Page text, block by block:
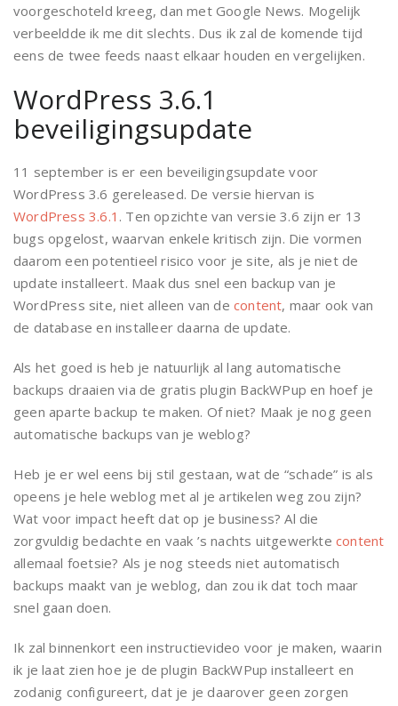
voorgeschoteld kreeg, dan met Google News. Mogelijk
verbeeldde ik me dit slechts. Dus ik zal de komende tijd
eens de twee feeds naast elkaar houden en vergelijken.
WordPress 3.6.1
beveiligingsupdate
11 september is er een beveiligingsupdate voor
WordPress 3.6 gereleased. De versie hiervan is
WordPress 3.6.1 . Ten opzichte van versie 3.6 zijn er 13
bugs opgelost, waarvan enkele kritisch zijn. Die vormen
daarom een potentieel risico voor je site, als je niet de
update installeert. Maak dus snel een backup van je
WordPress site, niet alleen van de content, maar ook van
de database en installeer daarna de update.
Als het goed is heb je natuurlijk al lang automatische
backups draaien via de gratis plugin BackWPup en hoef je
geen aparte backup te maken. Of niet? Maak je nog geen
automatische backups van je weblog?
Heb je er wel eens bij stil gestaan, wat de “schade” is als
opeens je hele weblog met al je artikelen weg zou zijn?
Wat voor impact heeft dat op je business? Al die
zorgvuldig bedachte en vaak ’s nachts uitgewerktecontent
allemaal foetsie? Als je nog steeds niet automatisch
backups maakt van je weblog, dan zou ik dat toch maar
snel gaan doen.
Ik zal binnenkort een instructievideo voor je maken, waarin
ik je laat zien hoe je de plugin BackWPup installeert en
zodanig configureert, dat je je daarover geen zorgen